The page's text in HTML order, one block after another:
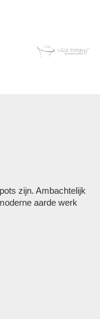
zijn. Ambachtelijk
aarde werk